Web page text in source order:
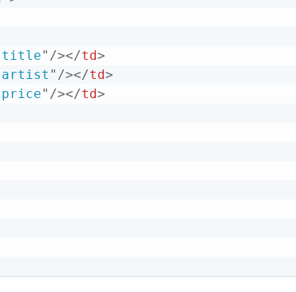
title" /></td>
artist " /></td>
price" /></td>